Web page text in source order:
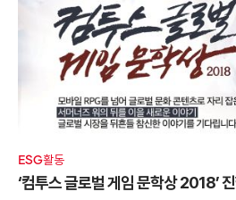
ESG활동
‘컴투스 글로벌 게임 문학상 2018’